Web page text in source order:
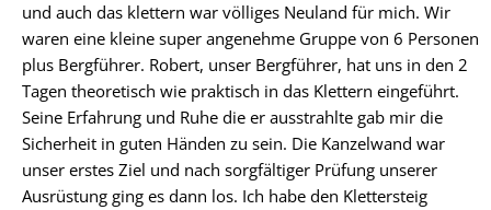
und auch das klettern war völliges Neuland für mich. Wir
waren eine kleine super angenehme Gruppe von 6 Personen
plus Bergführer. Robert, unser Bergführer, hat uns in den 2
Tagen theoretisch wie praktisch in das Klettern eingeführt.
Seine Erfahrung und Ruhe die er ausstrahlte gab mir die
Sicherheit in guten Händen zu sein. Die Kanzelwand war
unser erstes Ziel und nach sorgfältiger Prüfung unserer
Ausrüstung ging es dann los. Ich habe den Klettersteig